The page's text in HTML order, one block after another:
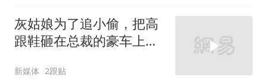
灰姑娘为了追小偷，把高
跟鞋砸在总裁的豪车上，
新媒体 2跟贴